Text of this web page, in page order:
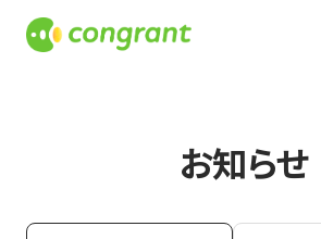
お知らせ